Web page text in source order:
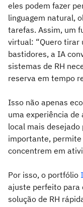
eles podem fazer
linguagem natural,
tarefas. Assim, um
virtual: “Quero tirar
bastidores, a IA
sistemas de RH
reserva em tempo
Isso não apenas
uma experiência
local mais desejado
importante, permite
concentrem em
Por isso, o portfólio
ajuste perfeito para
solução de RH